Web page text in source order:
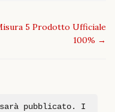
5 Prodotto Ufficiale
100% →
pubblicato.
I